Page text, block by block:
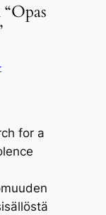
for a